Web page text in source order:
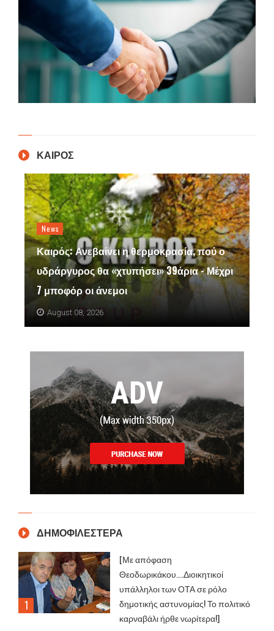
ΚΑΙΡΟΣ
News
Καιρός: Ανεβαίνει η θερμοκρασία, πού ο
υδράργυρος θα «χτυπήσει» 39άρια - Μέχρι
7 μποφόρ οι άνεμοι
August 08, 2026
ΔΗΜΟΦΙΛΕΣΤΕΡΑ
[Με απόφαση
Θεοδωρικάκου....Διοικητικοί
υπάλληλοι των ΟΤΑ σε ρόλο
δημοτικής αστυνομίας! Το πολιτικό
καρναβάλι ήρθε νωρίτερα!]